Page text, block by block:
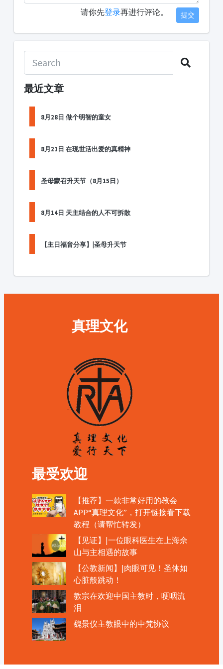
请你先登录再进行评论。 提交
最近文章
8月28日 做个明智的童女
8月21日 在现世活出爱的真精神
圣母蒙召升天节（8月15日）
8月14日 天主结合的人不可拆散
【主日福音分享】|圣母升天节
真理文化
最受欢迎
【推荐】一款非常好用的教会
APP“真理文化”，打开链接看下载
教程（请帮忙转发）
【见证】|一位眼科医生在上海佘
山与主相遇的故事
【公教新闻】|肉眼可见！圣体如
心脏般跳动！
教宗在欢迎中国主教时，哽咽流
泪
魏景仪主教眼中的中梵协议